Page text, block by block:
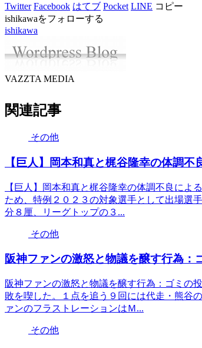
Twitter Facebook はてブ Pocket LINE コピー
ishikawaをフォローする
ishikawa
VAZZTA MEDIA
関連記事
その他
【巨人】岡本和真と梶谷隆幸の体調
【巨人】岡本和真と梶谷隆幸の体調不良に
ため、特例２０２３の対象選手として出場選
分８厘、リーグトップの３...
その他
阪神ファンの激怒と物議を醸す行為
阪神ファンの激怒と物議を醸す行為：ゴミの
敗を喫した。１点を追う９回には代走・熊谷
ァンのフラストレーションはＭ...
その他